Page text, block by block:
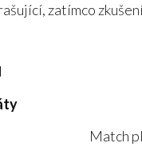
zatímco
Match